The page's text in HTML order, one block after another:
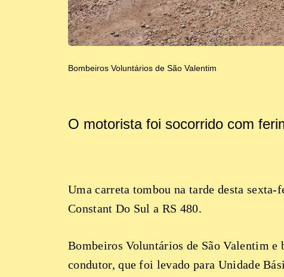
Bombeiros Voluntários de São Valentim
O motorista foi socorrido com
Uma carreta tombou na tarde desta
Constant Do Sul a RS 480.
Bombeiros Voluntários de São Valentim
condutor, que foi levado para Unidade